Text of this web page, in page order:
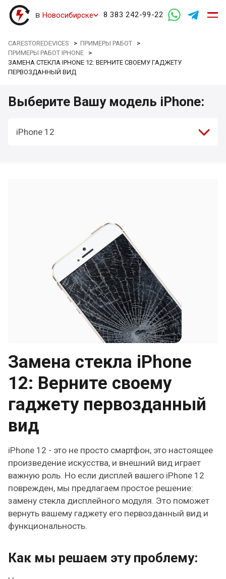
в Новосибирске 8 383 242-99-22
CARESTOREDEVICES >ПРИМЕРЫ РАБОТ >
ПРИМЕРЫ РАБОТ IPHONE >
ЗАМЕНА СТЕКЛА IPHONE 12: ВЕРНИТЕ СВОЕМУ ГАДЖЕТУ
ПЕРВОЗДАННЫЙ ВИД
Выберите Вашу модель iPhone:
iPhone 12
Замена стекла iPhone
12: Верните своему
гаджету первозданный
вид
iPhone 12 - это не просто смартфон, это настоящее
произведение искусства, и внешний вид играет
важную роль. Но если дисплей вашего iPhone 12
поврежден, мы предлагаем простое решение:
замену стекла дисплейного модуля. Это поможет
вернуть вашему гаджету его первозданный вид и
функциональность.
Как мы решаем эту проблему: